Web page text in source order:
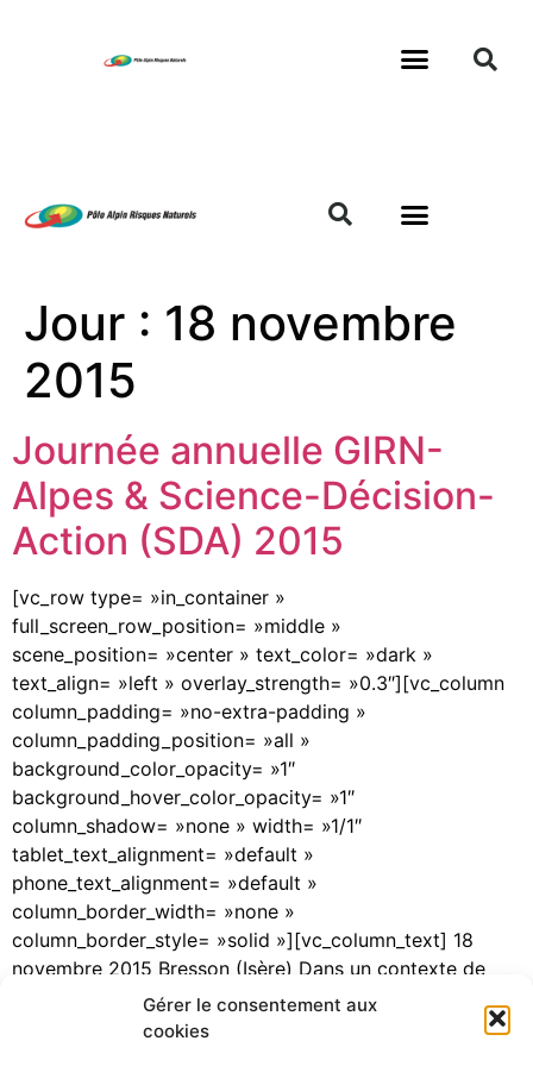
Gérer le consentement aux
cookies
Jour : 18 novembre
2015
Journée annuelle GIRN-
Alpes & Science-Décision-
Action (SDA) 2015
[vc_row type= »in_container »
full_screen_row_position= »middle »
scene_position= »center » text_color= »dark »
text_align= »left » overlay_strength= »0.3″][vc_column
column_padding= »no-extra-padding »
column_padding_position= »all »
background_color_opacity= »1″
background_hover_color_opacity= »1″
column_shadow= »none » width= »1/1″
tablet_text_alignment= »default »
phone_text_alignment= »default »
column_border_width= »none »
column_border_style= »solid »][vc_column_text] 18
novembre 2015 Bresson (Isère) Dans un contexte de
lancement de la programmation CIMA-POIA, l’année
2015 a constitué une année favorable à l’émergence de